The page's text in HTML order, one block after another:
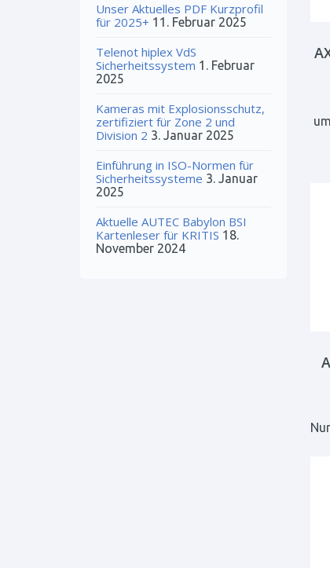
Unser Aktuelles PDF Kurzprofil
für 2025+ 11. Februar 2025
Telenot hiplex VdS
Sicherheitssystem 1. Februar
2025
Kameras mit Explosionsschutz,
zertifiziert für Zone 2 und
Division 2 3. Januar 2025
Einführung in ISO-Normen für
Sicherheitssysteme 3. Januar
2025
Aktuelle AUTEC Babylon BSI
Kartenleser für KRITIS 18.
November 2024